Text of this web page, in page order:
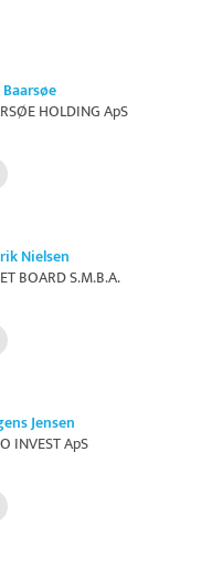
HOLDING ApS
Nielsen
BOARD S.M.B.A.
Jensen
INVEST ApS